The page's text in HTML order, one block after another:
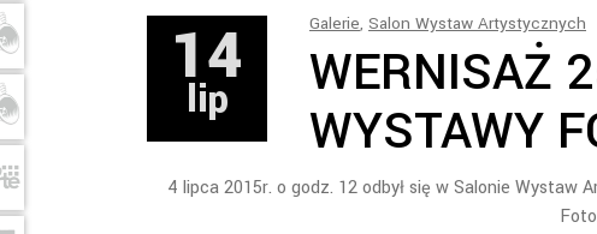
14
lip
Galerie, Salon Wystaw Artystycznych
WERNISAŻ
WYSTAWY
4 lipca 2015r. o godz. 12 odbył się w Salonie